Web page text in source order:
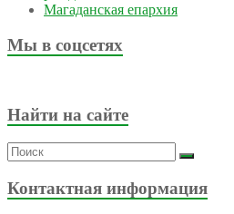
Магаданская епархия
Мы в соцсетях
Найти на сайте
Контактная информация